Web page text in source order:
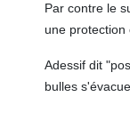
Par contre le
une protection
Adessif dit
bulles